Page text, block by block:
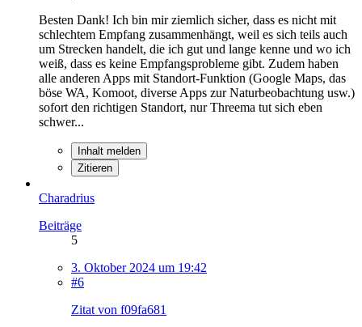
Besten Dank! Ich bin mir ziemlich sicher, dass es nicht mit
schlechtem Empfang zusammenhängt, weil es sich teils auch
um Strecken handelt, die ich gut und lange kenne und wo ich
weiß, dass es keine Empfangsprobleme gibt. Zudem haben
alle anderen Apps mit Standort-Funktion (Google Maps, das
böse WA, Komoot, diverse Apps zur Naturbeobachtung usw.)
sofort den richtigen Standort, nur Threema tut sich eben
schwer...
Inhalt melden
Zitieren
Charadrius
Beiträge
5
3. Oktober 2024 um 19:42
#6
Zitat von f09fa681